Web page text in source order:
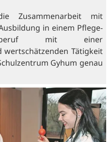
Zusammenarbeit mit
in einem Pflege-
mit einer
wertschätzenden Tätigkeit
Gyhum genau